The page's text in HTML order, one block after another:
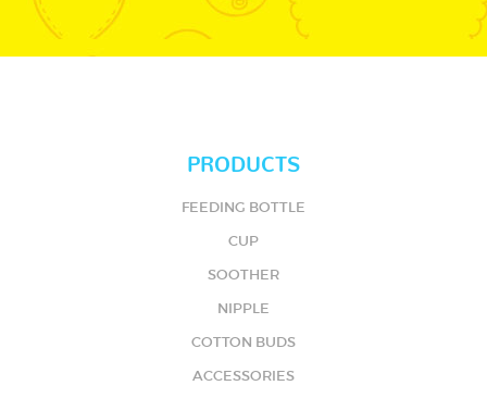
PRODUCTS
FEEDING BOTTLE
CUP
SOOTHER
NIPPLE
COTTON BUDS
ACCESSORIES